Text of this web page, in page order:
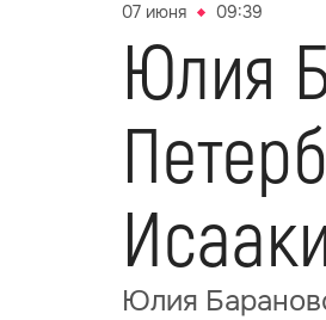
07 июня 09:39
Юлия
Юлия